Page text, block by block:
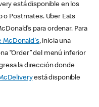
está disponible en los
o Postmates. Uber Eats
para ordenar. Para
McDonald's, inicia una
“Order” del menú inferior
la dirección donde
está disponible